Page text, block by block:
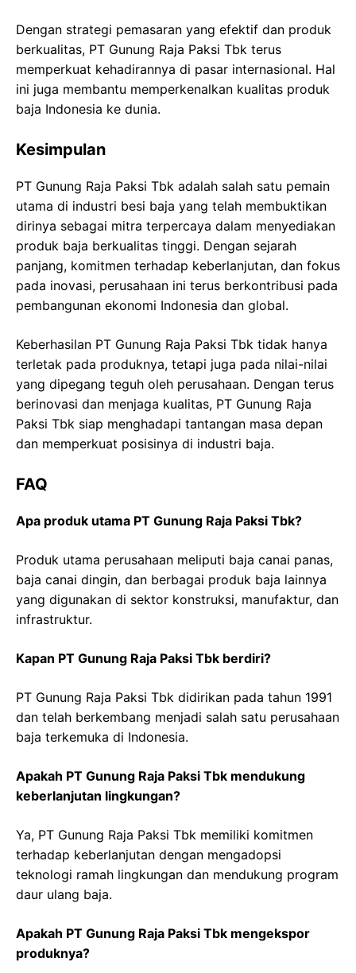
Dengan strategi pemasaran yang efektif dan produk
berkualitas, PT Gunung Raja Paksi Tbk terus
memperkuat kehadirannya di pasar internasional. Hal
ini juga membantu memperkenalkan kualitas produk
baja Indonesia ke dunia.
Kesimpulan
PT Gunung Raja Paksi Tbk adalah salah satu pemain
utama di industri besi baja yang telah membuktikan
dirinya sebagai mitra terpercaya dalam menyediakan
produk baja berkualitas tinggi. Dengan sejarah
panjang, komitmen terhadap keberlanjutan, dan fokus
pada inovasi, perusahaan ini terus berkontribusi pada
pembangunan ekonomi Indonesia dan global.
Keberhasilan PT Gunung Raja Paksi Tbk tidak hanya
terletak pada produknya, tetapi juga pada nilai-nilai
yang dipegang teguh oleh perusahaan. Dengan terus
berinovasi dan menjaga kualitas, PT Gunung Raja
Paksi Tbk siap menghadapi tantangan masa depan
dan memperkuat posisinya di industri baja.
FAQ
Apa produk utama PT Gunung Raja Paksi Tbk?
Produk utama perusahaan meliputi baja canai panas,
baja canai dingin, dan berbagai produk baja lainnya
yang digunakan di sektor konstruksi, manufaktur, dan
infrastruktur.
Kapan PT Gunung Raja Paksi Tbk berdiri?
PT Gunung Raja Paksi Tbk didirikan pada tahun 1991
dan telah berkembang menjadi salah satu perusahaan
baja terkemuka di Indonesia.
Apakah PT Gunung Raja Paksi Tbk mendukung
keberlanjutan lingkungan?
Ya, PT Gunung Raja Paksi Tbk memiliki komitmen
terhadap keberlanjutan dengan mengadopsi
teknologi ramah lingkungan dan mendukung program
daur ulang baja.
Apakah PT Gunung Raja Paksi Tbk mengekspor
produknya?